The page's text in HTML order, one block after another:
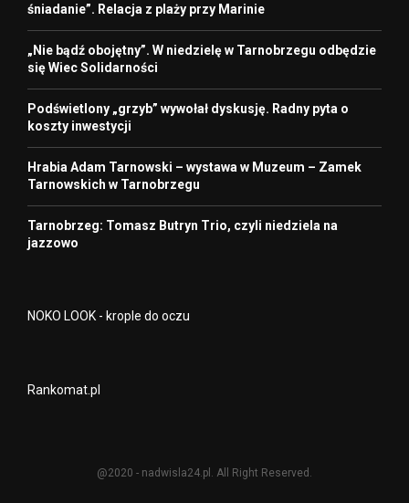
śniadanie”. Relacja z plaży przy Marinie
„Nie bądź obojętny”. W niedzielę w Tarnobrzegu odbędzie
się Wiec Solidarności
Podświetlony „grzyb” wywołał dyskusję. Radny pyta o
koszty inwestycji
Hrabia Adam Tarnowski – wystawa w Muzeum – Zamek
Tarnowskich w Tarnobrzegu
Tarnobrzeg: Tomasz Butryn Trio, czyli niedziela na
jazzowo
NOKO LOOK - krople do oczu
Rankomat.pl
@2020 - nadwisla24.pl. All Right Reserved.